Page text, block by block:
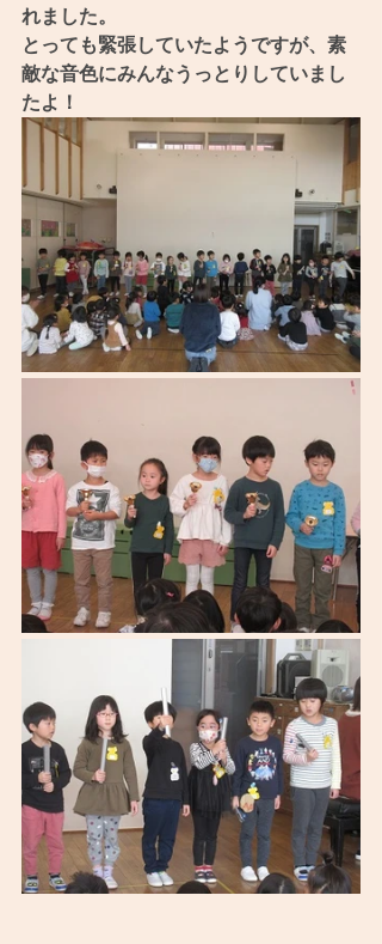
れました。
とっても緊張していたようですが、素
敵な音色にみんなうっとりしていまし
たよ！